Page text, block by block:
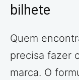
bilhete
Quem
precisa fazer
marca. O